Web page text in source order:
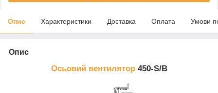
Опис Характеристики Доставка Оплата Умови
Опис
Осьовий вентилятор450-S/B